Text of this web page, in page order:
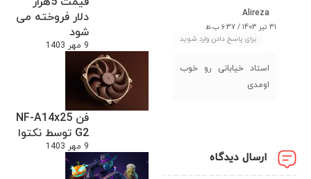
دلار فروخته می
شود
9 مهر 1403
فن NF-A14x25
G2 توسط نکتوا
9 مهر 1403
Alireza
31 تیر 1403 / 6:37 ب.ظ
برای پاسخ دادن وارد شوید
استاد خیابانی رو خوب
اومدی
ارسال دیدگاه